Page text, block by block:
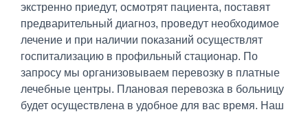
экстренно приедут, осмотрят пациента, поставят
предварительный диагноз, проведут необходимое
лечение и при наличии показаний осуществлят
госпитализацию в профильный стационар. По
запросу мы организовываем перевозку в платные
лечебные центры. Плановая перевозка в больницу
будет осуществлена в удобное для вас время. Наш